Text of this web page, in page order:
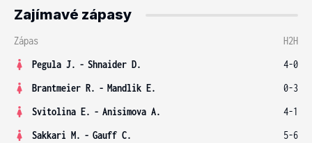
Zajímavé zápasy
Zápas
H2H
Pegula J. - Shnaider D.
4-0
Brantmeier R. - Mandlik E.
0-3
Svitolina E. - Anisimova A.
4-1
Sakkari M. - Gauff C.
5-6